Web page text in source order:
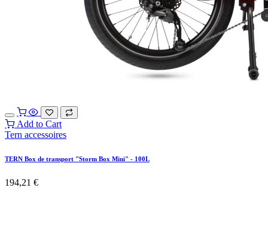
Add to Cart
Tern accessoires
TERN Box de transport "Storm Box Mini" - 100L
194,21 €